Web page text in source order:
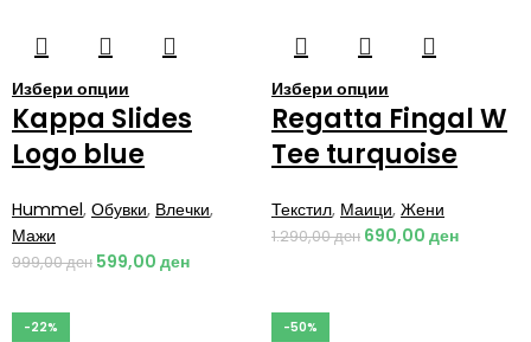
Избери опции
Kappa Slides
Logo blue
Hummel, Обувки, Влечки,
Мажи
999,00ден 599,00 ден
Избери опции
Regatta Fingal W
Tee turquoise
Текстил, Маици, Жени
1.290,00ден 690,00 ден
-22% -50%